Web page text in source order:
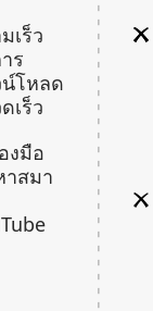
เร็ว
ร
โหลด
เร็ว
งมือ
สมา